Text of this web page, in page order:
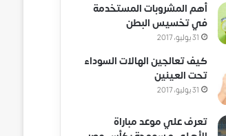
أهم المشروبات المستخدمة
في تخسيس البطن
31 يوليو، 2017
كيف تعالجين الهالات السوداء
تحت العينين
31 يوليو، 2017
تعرف علي موعد مباراة